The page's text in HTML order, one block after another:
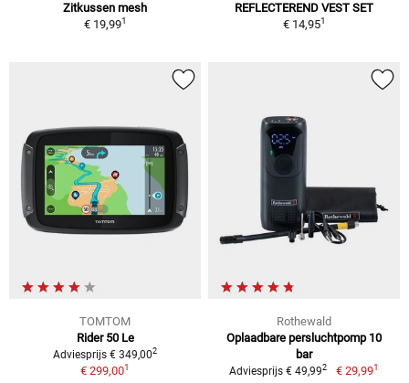
Zitkussen mesh
€ 19,991
REFLECTEREND VEST SET
€ 14,951
TOMTOM
Rider 50 Le
Adviesprijs € 349,002
€ 299,001
Rothewald
Oplaadbare persluchtpomp 10
bar
Adviesprijs € 49,992 € 29,991